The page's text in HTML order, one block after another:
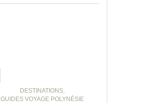
DESTINATIONS,
GUIDES VOYAGE POLYNÉSIE